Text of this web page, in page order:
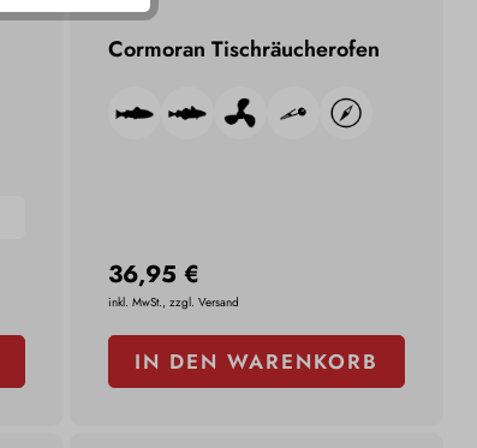
Cormoran Tischräucherofen
36,95 €
inkl. MwSt., zzgl. Versand
IN DEN WARENKORB